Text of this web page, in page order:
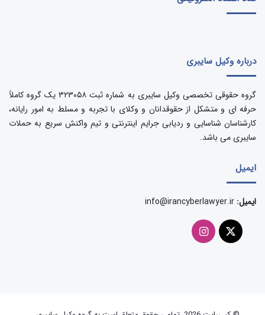
درباره وکیل سایبری
گروه حقوقی تخصصی وکیل سایبری به شماره ثبت ۳۲۳۰۵۸ یک گروه کاملاً
حرفه ای و متشکل از حقوقدانان و وکلای با تجربه و مسلط به امور رایانه،
کارشناسان شناسایی و ردیابی جرایم اینترنتی و تیم واکنش سریع به حملات
سایبری می باشد.
ایمیل
ایمیل: info@irancyberlawyer.ir